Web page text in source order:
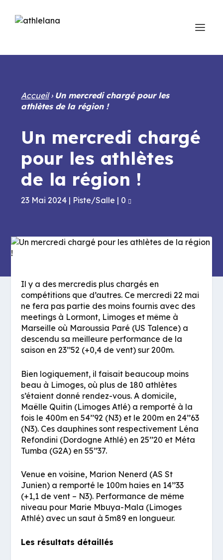
Accueil› Un mercredi chargé pour les
athlètes de la région !
Un mercredi chargé
pour les athlètes
de la région !
23 Mai 2024 | Piste/Salle | 0
Il y a des mercredis plus chargés en
compétitions que d’autres. Ce mercredi 22 mai
ne fera pas partie des moins fournis avec des
meetings à Lormont, Limoges et même à
Marseille où Maroussia Paré (US Talence) a
descendu sa meilleure performance de la
saison en 23’’52 (+0,4 de vent) sur 200m.
Bien logiquement, il faisait beaucoup moins
beau à Limoges, où plus de 180 athlètes
s’étaient donné rendez-vous. A domicile,
Maëlle Quitin (Limoges Atlé) a remporté à la
fois le 400m en 54’’92 (N3) et le 200m en 24’’63
(N3). Ces dauphines sont respectivement Léna
Refondini (Dordogne Athlé) en 25’’20 et Méta
Tumba (G2A) en 55’’37.
Venue en voisine, Marion Nenerd (AS St
Junien) a remporté le 100m haies en 14’’33
(+1,1 de vent – N3). Performance de même
niveau pour Marie Mbuya-Mala (Limoges
Athlé) avec un saut à 5m89 en longueur.
Les résultats détaillés